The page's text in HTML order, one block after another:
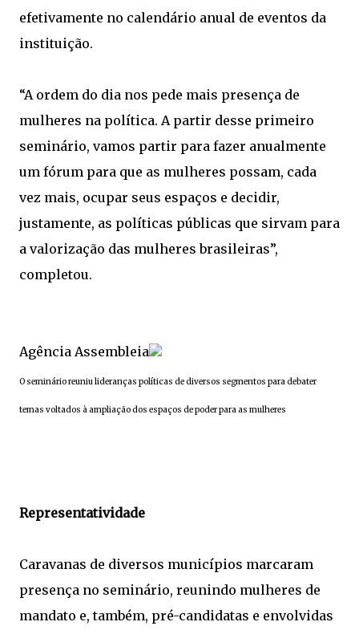
efetivamente no calendário anual de eventos da
instituição.
“A ordem do dia nos pede mais presença de
mulheres na política. A partir desse primeiro
seminário, vamos partir para fazer anualmente
um fórum para que as mulheres possam, cada
vez mais, ocupar seus espaços e decidir,
justamente, as políticas públicas que sirvam para
a valorização das mulheres brasileiras”,
completou.
Agência Assembleia
O seminário reuniu lideranças políticas de diversos segmentos para debater
temas voltados à ampliação dos espaços de poder para as mulheres
Representatividade
Caravanas de diversos municípios marcaram
presença no seminário, reunindo mulheres de
mandato e, também, pré-candidatas e envolvidas